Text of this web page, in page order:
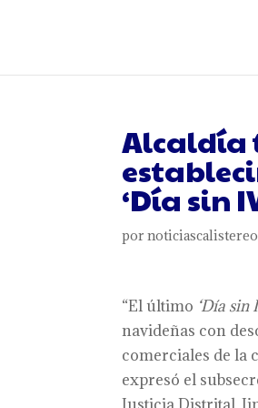
Alcaldía
‘Día sin
por
“El último ‘Día sin
navideñas con
comerciales de la
expresó el